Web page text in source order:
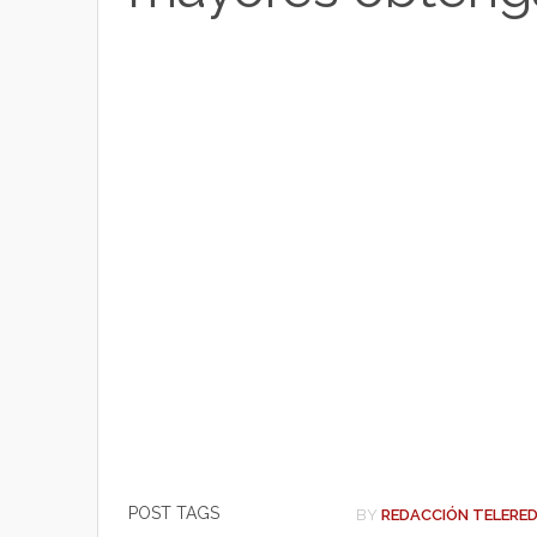
POST TAGS BY REDACCIÓN TELERED